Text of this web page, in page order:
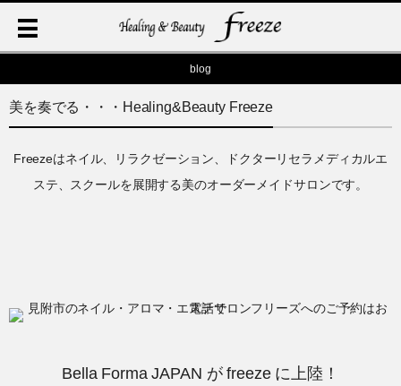
blog
美を奏でる・・・Healing&Beauty Freeze
Freezeはネイル、リラクゼーション、ドクターリセラメディカルエ
ステ、スクールを展開する美のオーダーメイドサロンです。
Bella Forma JAPAN が freeze に上陸！